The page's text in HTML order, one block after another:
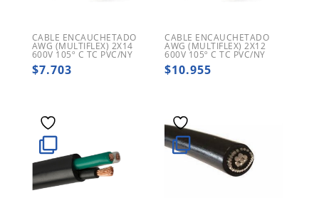
CABLE ENCAUCHETADO
AWG (MULTIFLEX) 2X14
600V 105º C TC PVC/NY
$7.703
CABLE ENCAUCHETADO
AWG (MULTIFLEX) 2X12
600V 105º C TC PVC/NY
$10.955